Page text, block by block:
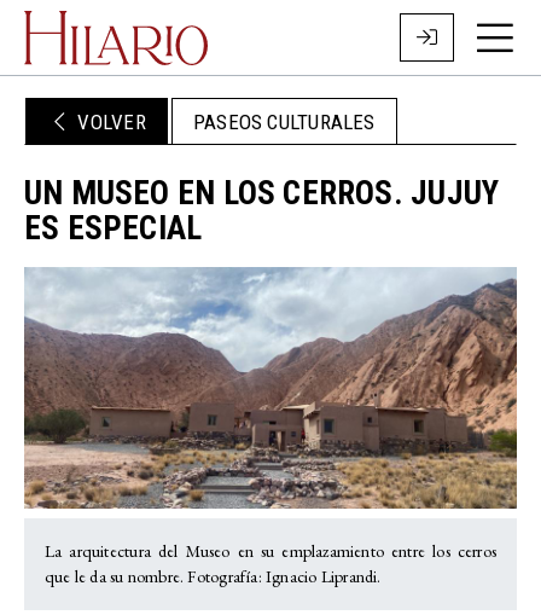
VOLVER PASEOS CULTURALES
UN MUSEO EN LOS CERROS. JUJUY
ES ESPECIAL
La arquitectura del Museo en su emplazamiento entre los cerros
que le da su nombre. Fotografía: Ignacio Liprandi.